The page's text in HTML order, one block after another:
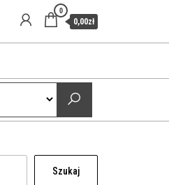
0
0,00zł
Szukaj